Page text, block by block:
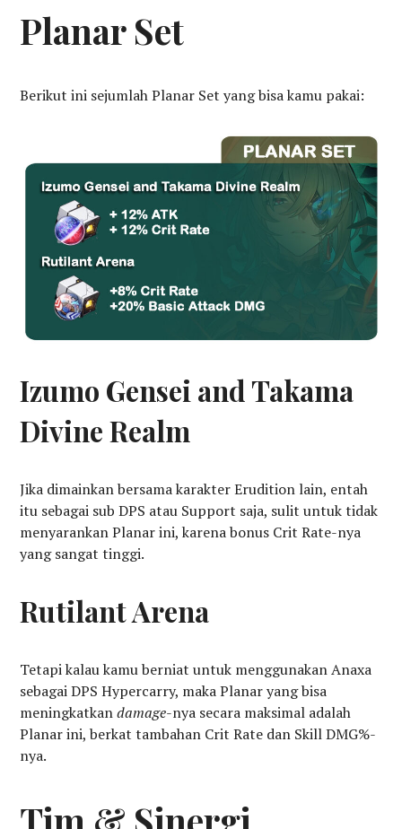
Planar Set
Berikut ini sejumlah Planar Set yang bisa kamu pakai:
Izumo Gensei and Takama
Divine Realm
Jika dimainkan bersama karakter Erudition lain, entah
itu sebagai sub DPS atau Support saja, sulit untuk tidak
menyarankan Planar ini, karena bonus Crit Rate-nya
yang sangat tinggi.
Rutilant Arena
Tetapi kalau kamu berniat untuk menggunakan Anaxa
sebagai DPS Hypercarry, maka Planar yang bisa
meningkatkandamage-nya secara maksimal adalah
Planar ini, berkat tambahan Crit Rate dan Skill DMG%-
nya.